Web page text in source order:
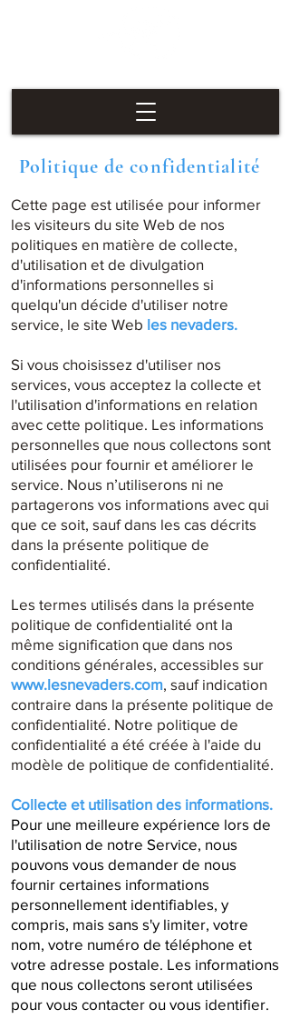
Politique de confidentialité
Cette page est utilisée pour informer
les visiteurs du site Web de nos
politiques en matière de collecte,
d'utilisation et de divulgation
d'informations personnelles si
quelqu'un décide d'utiliser notre
service, le site Web les nevaders.
Si vous choisissez d'utiliser nos
services, vous acceptez la collecte et
l'utilisation d'informations en relation
avec cette politique. Les informations
personnelles que nous collectons sont
utilisées pour fournir et améliorer le
service. Nous n’utiliserons ni ne
partagerons vos informations avec qui
que ce soit, sauf dans les cas décrits
dans la présente politique de
confidentialité.
Les termes utilisés dans la présente
politique de confidentialité ont la
même signification que dans nos
conditions générales, accessibles sur
www.lesnevaders.com, sauf indication
contraire dans la présente politique de
confidentialité. Notre politique de
confidentialité a été créée à l'aide du
modèle de politique de confidentialité.
Collecte et utilisation des informations.
Pour une meilleure expérience lors de
l'utilisation de notre Service, nous
pouvons vous demander de nous
fournir certaines informations
personnellement identifiables, y
compris, mais sans s'y limiter, votre
nom, votre numéro de téléphone et
votre adresse postale. Les informations
que nous collectons seront utilisées
pour vous contacter ou vous identifier.